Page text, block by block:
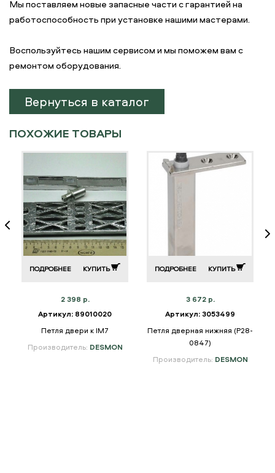
Мы поставляем новые запасные части с гарантией на
работоспособность при установке нашими мастерами.
Воспользуйтесь нашим сервисом и мы поможем вам с
ремонтом оборудования.
Вернуться в каталог
ПОХОЖИЕ ТОВАРЫ
ПОДРОБНЕЕ КУПИТЬ
2 398 р.
Артикул: 89010020
Петля двери к IM7
Производитель: DESMON
ПОДРОБНЕЕ КУПИТЬ
3 672 р.
Артикул: 3053499
Петля дверная нижняя (P28-
0847)
Производитель: DESMON